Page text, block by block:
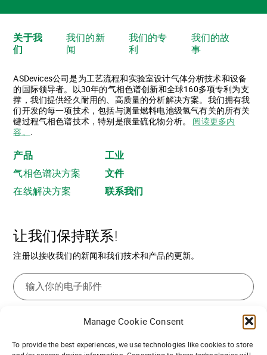
Manage Cookie Consent
To provide the best experiences, we use technologies like cookies to store
关于我
们
我们的新
闻
我们的专
利
我们的故
事
ASDevices公司是为工艺流程和实验室设计气体分析技术和设备
的国际领导者。以30年的气相色谱创新和全球160多项专利为支
撑，我们提供经久耐用的、高质量的分析解决方案。我们拥有我
们开发的每一项技术，包括与测量燃料电池级氢气有关的所有关
键过程气相色谱技术，特别是痕量硫化物分析。 阅读更多内
容。 .
产品
气相色谱决方案
在线解决方案
工业
文件
联系我们
让我们保持联系!
注册以接收我们的新闻和我们技术和产品的更新。